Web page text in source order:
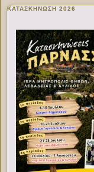
ΚΑΤΑΣΚΗΝΩΣΗ 2026